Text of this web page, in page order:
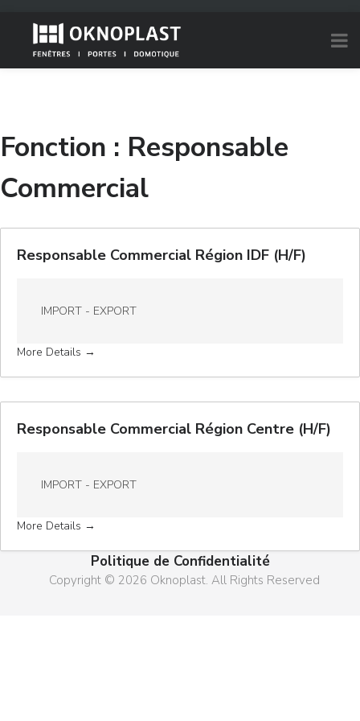
Fonction : Responsable
Commercial
Responsable Commercial Région IDF (H/F)
IMPORT - EXPORT
More Details
Responsable Commercial Région Centre (H/F)
IMPORT - EXPORT
More Details
Politique de Confidentialité
Copyright © 2026 Oknoplast. All Rights Reserved